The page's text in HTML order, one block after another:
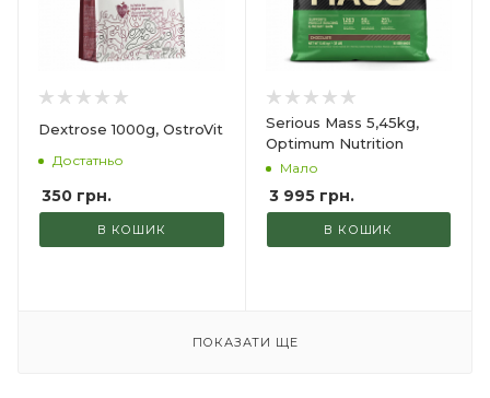
Dextrose 1000g, OstroVit
Достатньо
350 грн.
В КОШИК
Serious Mass 5,45kg,
Optimum Nutrition
Мало
3 995грн.
В КОШИК
ПОКАЗАТИ ЩЕ